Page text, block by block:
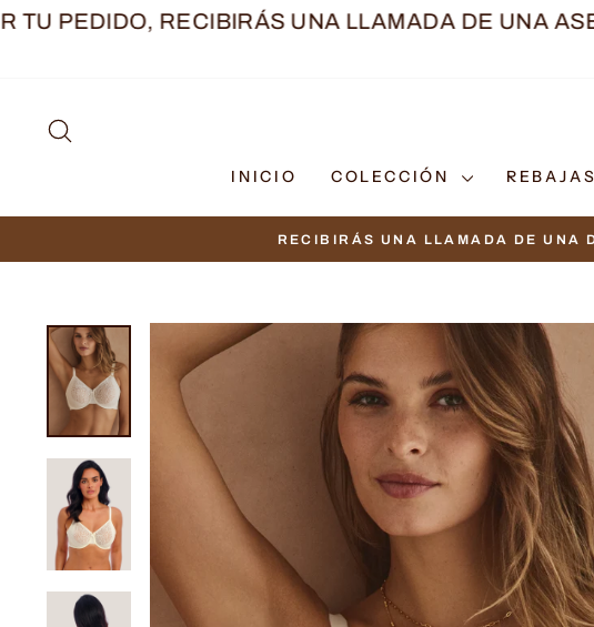
Ir
RECIBIRÁS UNA LLAMADA DE UNA ASESORA
INICIO COLECCIÓN REBAJAS
RECIBIRÁS UNA LLAMADA DE UNA